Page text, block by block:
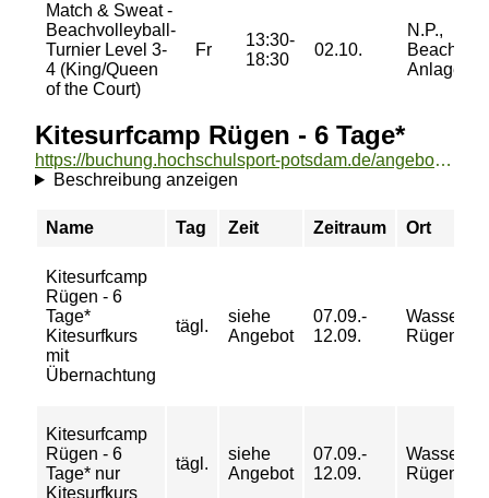
Match & Sweat -
Beachvolleyball-
Turnier Level 3-
4 (King/Queen
of the Court)
Fr
13:30-
18:30
02.10.
N.P.,
Anlage
Kitesurfcamp Rügen - 6 Tage*
https://buchung.hochschulsport-potsdam.de/angebote/aktueller_zeitraum/_Kitesurfcamp_Ruegen_-_6_Tage_.html
Beschreibung anzeigen
Name Tag Zeit Zeitraum Ort
Kitesurfcamp
Rügen - 6
Tage*
Kitesurfkurs
mit
Übernachtung
tägl.
siehe
Angebot
07.09.-
12.09.
Rügen
Kitesurfcamp
Rügen - 6
Tage* nur
Kitesurfkurs
tägl.
siehe
Angebot
07.09.-
12.09.
Rügen